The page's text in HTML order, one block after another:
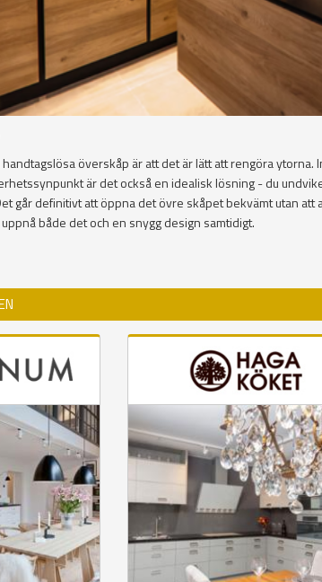
överskåp är att det är lätt att rengöra
är det också en idealisk lösning - du
går definitivt att öppna det övre skåpet bekvämt utan
både det och en snygg design samtidigt.